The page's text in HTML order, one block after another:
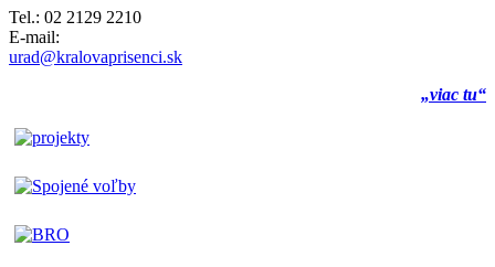
Tel.: 02 2129 2210
E-mail:
urad@kralovaprisenci.sk
„viac tu“